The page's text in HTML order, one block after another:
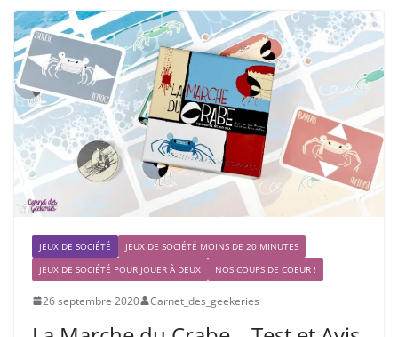
JEUX DE SOCIÉTÉ
JEUX DE SOCIÉTÉ MOINS DE 20 MINUTES
JEUX DE SOCIÉTÉ POUR JOUER À DEUX
NOS COUPS DE COEUR !
26 septembre 2020 Carnet_des_geekeries